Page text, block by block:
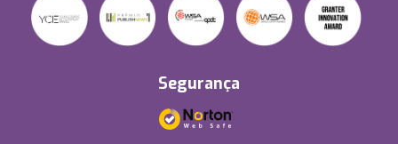
Segurança